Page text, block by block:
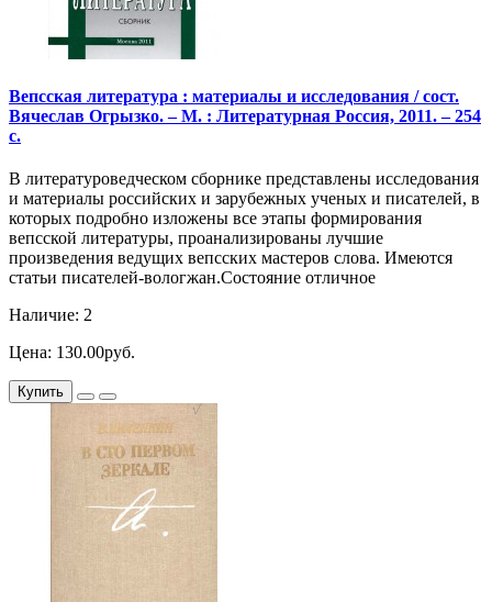
Вепсская литература : материалы и исследования / сост.
Вячеслав Огрызко. – М. : Литературная Россия, 2011. – 254
с.
В литературоведческом сборнике представлены исследования
и материалы российских и зарубежных ученых и писателей, в
которых подробно изложены все этапы формирования
вепсской литературы, проанализированы лучшие
произведения ведущих вепсских мастеров слова. Имеются
статьи писателей-вологжан.Состояние отличное
Наличие: 2
Цена: 130.00руб.
Купить